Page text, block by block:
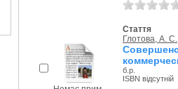
Стаття
Глотова, А. С.
б.р.
ISBN відсутній